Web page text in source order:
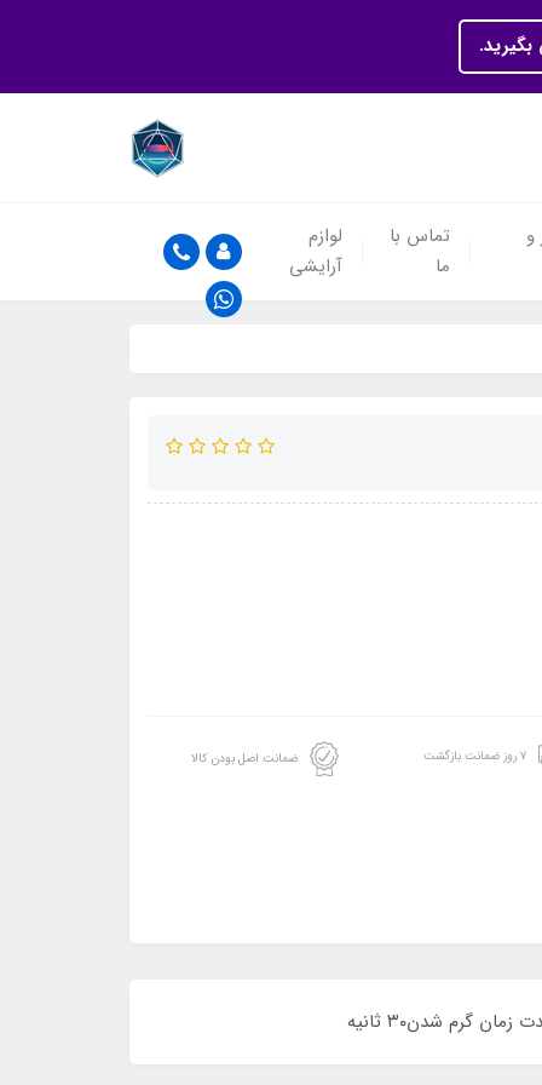
و
تماس با
ما
لوازم
آرایشی
۷ روز ضمانت بازگشت ضمانت اصل بودن کالا